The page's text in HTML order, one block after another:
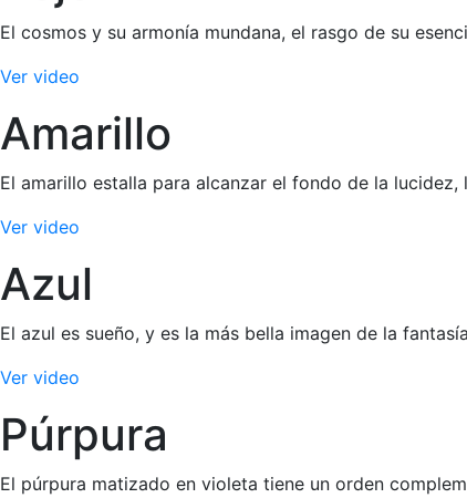
El cosmos y su armonía mundana, el rasgo de su
Ver video
Amarillo
El amarillo estalla para alcanzar el fondo de la
Ver video
Azul
El azul es sueño, y es la más bella imagen de la
Ver video
Púrpura
El púrpura matizado en violeta tiene un orden